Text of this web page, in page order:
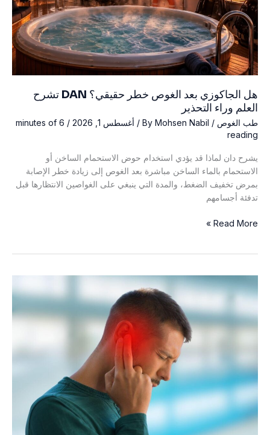
هل الجاكوزي بعد الغوص خطر حقيقي؟ DAN تشرح
العلم وراء التحذير
طب الغوص/ By
Mohsen Nabil
/أغسطس 1, 2026 /
6 minutes of
reading
يشرح دان لماذا قد يؤدي استخدام حوض الاستحمام الساخن أو
الاستحمام بالماء الساخن مباشرة بعد الغوص إلى زيادة خطر الإصابة
بمرض تخفيف الضغط، والمدة التي ينبغي على الغواصين الانتظارها قبل
تدفئة أجسامهم
خطر
حقيقي؟
DAN
تشرح
العلم
Read More »